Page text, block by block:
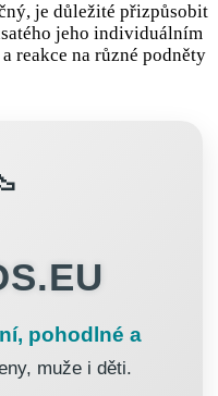
je důležité přizpůsobit
jeho individuálním
reakce na různé podněty
pohodlné a
muže i děti.